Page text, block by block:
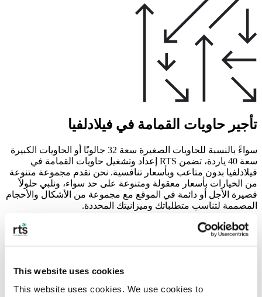
This website uses cookies
This website uses cookies. We use cookies to
تأجير حاويات القمامة في فيلادلفيا
سواءً بالنسبة للحاويات الصغيرة سعة 32 جالونًا أو الحاويات الكبيرة
سعة 40 ياردة، تضمن RTS إعداد وتشغيل حاويات القمامة في
فيلادلفيا بدون متاعب وبأسعار تنافسية. نحن نقدم مجموعة متنوعة
من الخيارات بأسعار معقولة ومتنوعة على حد سواء، ونلبي حلولاً
قصيرة الأجل أو دائمة في الموقع مع مجموعة من الأشكال والأحجام
المصممة لتناسب متطلباتك وميزانيتك المحددة.
تقوم RTS بتبسيط مشروعك من خلال تولي إجراءات التراخيص
واللوائح المحلية لتسهيل عمليات إدارة النفايات دون تكبد تكاليف